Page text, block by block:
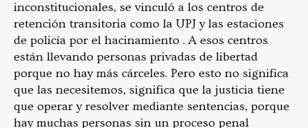
inconstitucionales, se vinculó a los centros de
retención transitoria como la UPJ y las estaciones
de policía por el hacinamiento . A esos centros
están llevando personas privadas de libertad
porque no hay más cárceles. Pero esto no significa
que las necesitemos, significa que la justicia tiene
que operar y resolver mediante sentencias, porque
hay muchas personas sin un proceso penal